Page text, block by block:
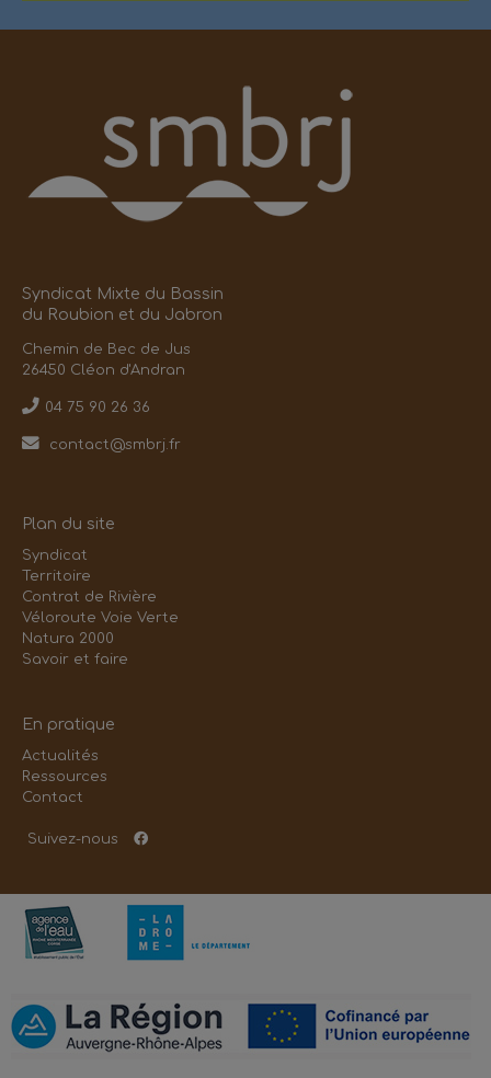
Syndicat Mixte du Bassin
du Roubion et du Jabron
Chemin de Bec de Jus
26450 Cléon d'Andran
04 75 90 26 36
contact@smbrj.fr
Plan du site
Syndicat
Territoire
Contrat de Rivière
Véloroute Voie Verte
Natura 2000
Savoir et faire
En pratique
Actualités
Ressources
Contact
Suivez-nous